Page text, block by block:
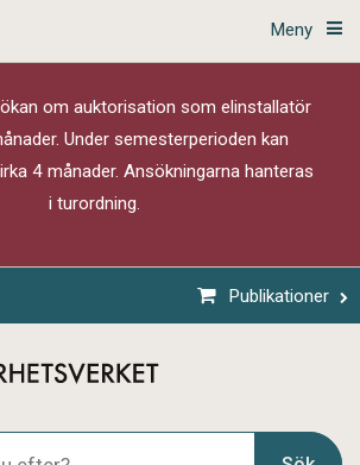
Meny
om auktorisation som elinstallatör
Under semesterperioden kan
4 månader. Ansökningarna hanteras
i turordning.
Publikationer